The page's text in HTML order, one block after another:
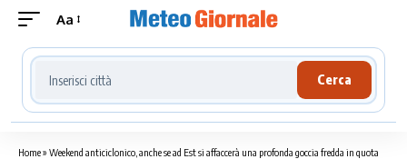
Aa
Cerca località meteo
Cerca
Home» Weekend anticiclonico, anche se ad Est si affaccerà una profonda goccia fredda in quota